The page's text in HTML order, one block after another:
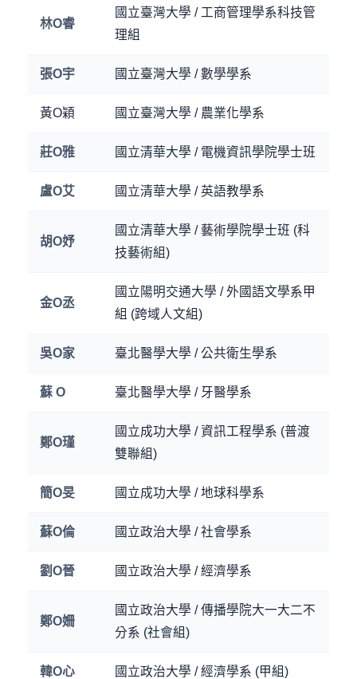
林O睿
國立臺灣大學 / 工商管理學系科技管
理組
張O宇 國立臺灣大學 / 數學學系
黃O穎 國立臺灣大學 / 農業化學系
莊O雅 國立清華大學 / 電機資訊學院學士班
盧O艾 國立清華大學 / 英語教學系
胡O妤
國立清華大學 / 藝術學院學士班 (科
技藝術組)
金O丞
國立陽明交通大學 / 外國語文學系甲
組 (跨域人文組)
吳O家 臺北醫學大學 / 公共衛生學系
蘇 O 臺北醫學大學 / 牙醫學系
鄭O瑾
國立成功大學 / 資訊工程學系 (普渡
雙聯組)
簡O旻 國立成功大學 / 地球科學系
蘇O倫 國立政治大學 / 社會學系
劉O晉 國立政治大學 / 經濟學系
鄭O姍
國立政治大學 / 傳播學院大一大二不
分系 (社會組)
韓O心 國立政治大學 / 經濟學系 (甲組)